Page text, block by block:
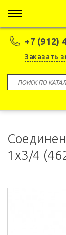
+7 (912)
Заказать
1х3/4